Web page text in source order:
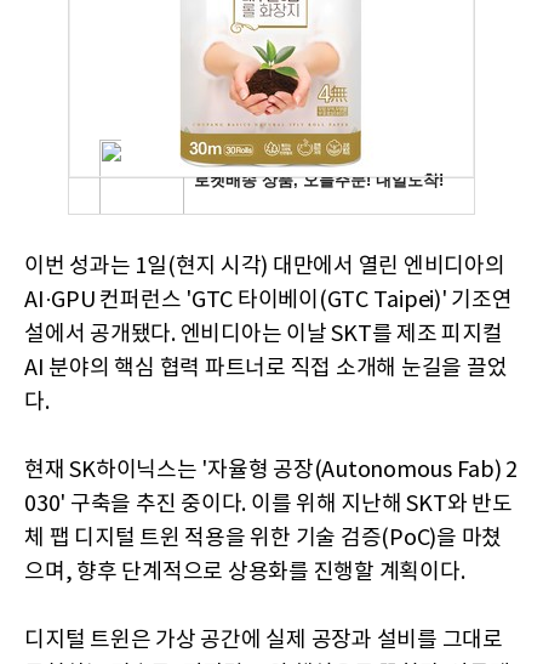
이번 성과는 1일(현지 시각) 대만에서 열린 엔비디아의
AI·GPU 컨퍼런스 'GTC 타이베이(GTC Taipei)' 기조연
설에서 공개됐다. 엔비디아는 이날 SKT를 제조 피지컬
AI 분야의 핵심 협력 파트너로 직접 소개해 눈길을 끌었
다.
현재 SK하이닉스는 '자율형 공장(Autonomous Fab) 2
030' 구축을 추진 중이다. 이를 위해 지난해 SKT와 반도
체 팹 디지털 트윈 적용을 위한 기술 검증(PoC)을 마쳤
으며, 향후 단계적으로 상용화를 진행할 계획이다.
디지털 트윈은 가상 공간에 실제 공장과 설비를 그대로